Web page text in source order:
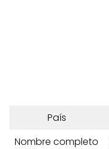
País
Nombre completo